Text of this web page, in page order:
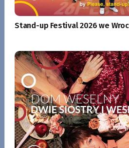
Stand-up Festival 2026 we